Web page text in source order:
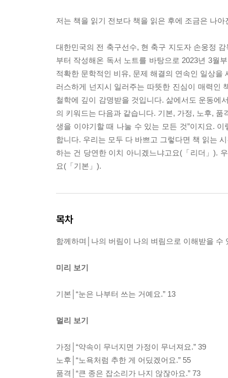
저는 책을 읽기 전보다 책을 읽은 후에 조금은 나
대한민국의 전 축구선수, 현 축구 지도자 손웅정
부터 작성해온 독서 노트를 바탕으로 2023년 3월
적확한 문학적인 비유, 문제 해결의 연속인 일상
러스하게 넌지시 일러주는 따뜻한 진심이 매력인
철학에 깊이 감명받을 것입니다. 삶에서도 운동에
의 키워드는 다음과 같습니다. 기본, 가정, 노후,
생을 이야기할 때 나눌 수 있는 모든 것”이지요.
합니다. 우리는 모두 다 바쁘고 그렇다면 책 읽는
하는 건 당연한 이치 아니겠느냐고요(「리더」).
요(「기본」).
목차
함께하며│나의 버림이 나의 벼림으로 이해받을 수
미리 보기
기본│“눈은 나부터 쓰는 거예요.” 13
멀리 보기
가정│“약속이 무너지면 가정이 무너져요.” 39
노후│“노욕처럼 추한 게 어딨겠어요.” 55
품격│“큰 종은 잡소리가 나지 않잖아요.” 73